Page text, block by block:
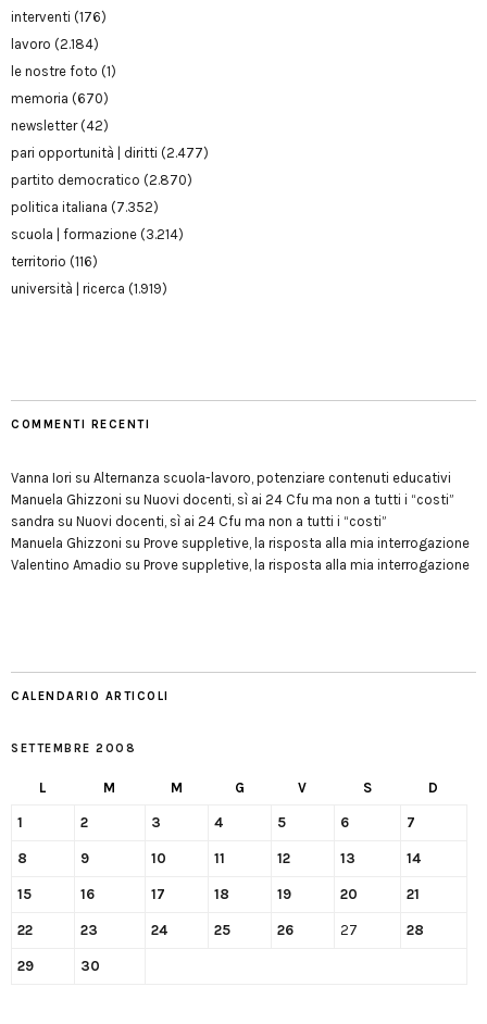
interventi (176)
lavoro (2.184)
le nostre foto (1)
memoria (670)
newsletter(42)
pari opportunità | diritti (2.477)
partito democratico (2.870)
politica italiana (7.352)
scuola | formazione (3.214)
territorio (116)
università | ricerca (1.919)
COMMENTI RECENTI
Vanna Iori su Alternanza scuola-lavoro, potenziare contenuti educativi
Manuela Ghizzoni su Nuovi docenti, sì ai 24 Cfu ma non a tutti i “costi”
sandra su Nuovi docenti, sì ai 24 Cfu ma non a tutti i “costi”
Manuela Ghizzoni su Prove suppletive, la risposta alla mia interrogazione
Valentino Amadio su Prove suppletive, la risposta alla mia interrogazione
CALENDARIO ARTICOLI
SETTEMBRE 2008
L M M G V S D
1 2 3 4 5 6 7
8 9 10 11 12 13 14
15 16 17 18 19 20 21
22 23 24 25 26 27 28
29 30